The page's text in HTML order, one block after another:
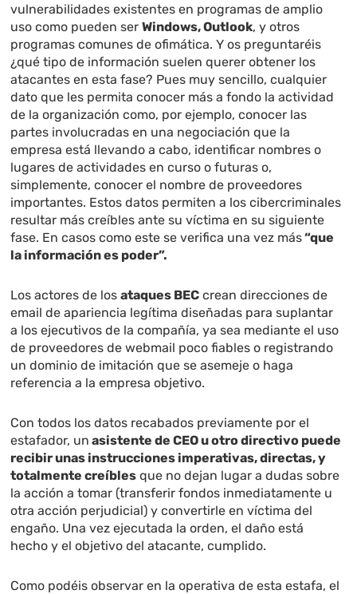
vulnerabilidades existentes en programas de amplio
uso como pueden serWindows, Outlook, y otros
programas comunes de ofimática. Y os preguntaréis
¿qué tipo de información suelen querer obtener los
atacantes en esta fase? Pues muy sencillo, cualquier
dato que les permita conocer más a fondo la actividad
de la organización como, por ejemplo, conocer las
partes involucradas en una negociación que la
empresa está llevando a cabo, identificar nombres o
lugares de actividades en curso o futuras o,
simplemente, conocer el nombre de proveedores
importantes. Estos datos permiten a los cibercriminales
resultar más creíbles ante su víctima en su siguiente
fase. En casos como este se verifica una vez más“que
la información es poder”.
Los actores de losataques BEC crean direcciones de
email de apariencia legítima diseñadas para suplantar
a los ejecutivos de la compañía, ya sea mediante el uso
de proveedores de webmail poco fiables o registrando
un dominio de imitación que se asemeje o haga
referencia a la empresa objetivo.
Con todos los datos recabados previamente por el
estafador, un asistente de CEO u otro directivo puede
recibir unas instrucciones imperativas, directas, y
totalmente creíbles que no dejan lugar a dudas sobre
la acción a tomar (transferir fondos inmediatamente u
otra acción perjudicial) y convertirle en víctima del
engaño. Una vez ejecutada la orden, el daño está
hecho y el objetivo del atacante, cumplido.
Como podéis observar en la operativa de esta estafa, el